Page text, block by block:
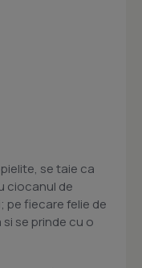
se taie ca
ciocanul de
pe fiecare felie de
se prinde cu o